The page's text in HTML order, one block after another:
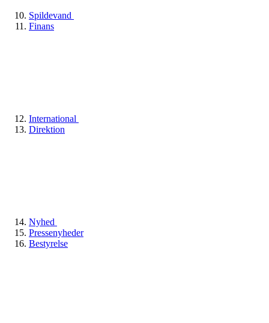
Spildevand
Finans
International
Direktion
Nyhed
Pressenyheder
Bestyrelse